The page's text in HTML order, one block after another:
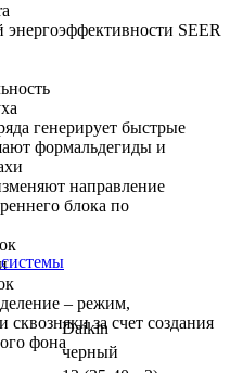
SEER
генерирует быстрые
формальдегиды и
направление
блока по
– режим,
за счет создания
фона
Daikin
черный